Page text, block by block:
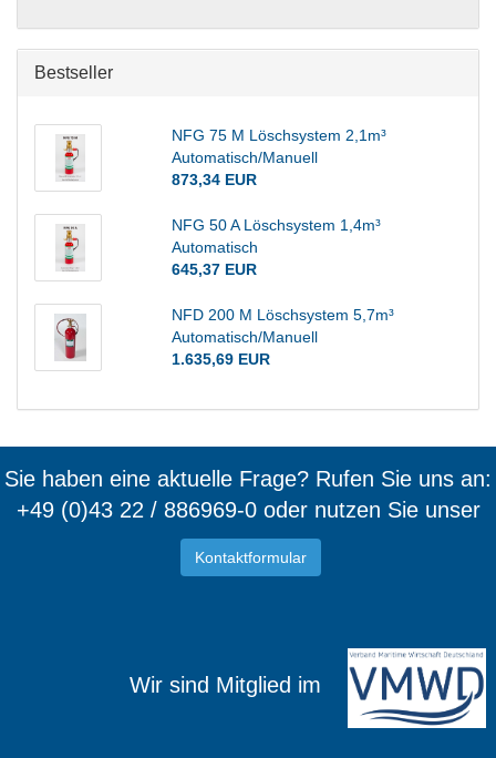
Bestseller
NFG 75 M Löschsystem 2,1m³
Automatisch/Manuell
873,34 EUR
NFG 50 A Löschsystem 1,4m³
Automatisch
645,37 EUR
NFD 200 M Löschsystem 5,7m³
Automatisch/Manuell
1.635,69 EUR
Sie haben eine aktuelle Frage? Rufen Sie uns an:
+49 (0)43 22 / 886969-0 oder nutzen Sie unser
Kontaktformular
Wir sind Mitglied im